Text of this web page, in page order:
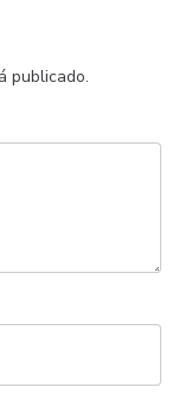
publicado.